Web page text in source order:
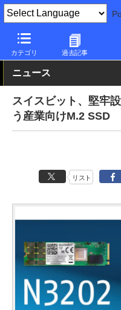
カテゴリ 過去記事
PC Watch 半導体/周辺機器
ニュース
スイスビット、堅牢
う産業向けM.2 SSD
リスト